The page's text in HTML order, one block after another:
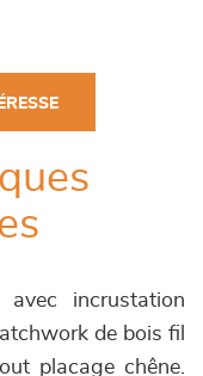
incrustation
de bois fil
placage chêne.